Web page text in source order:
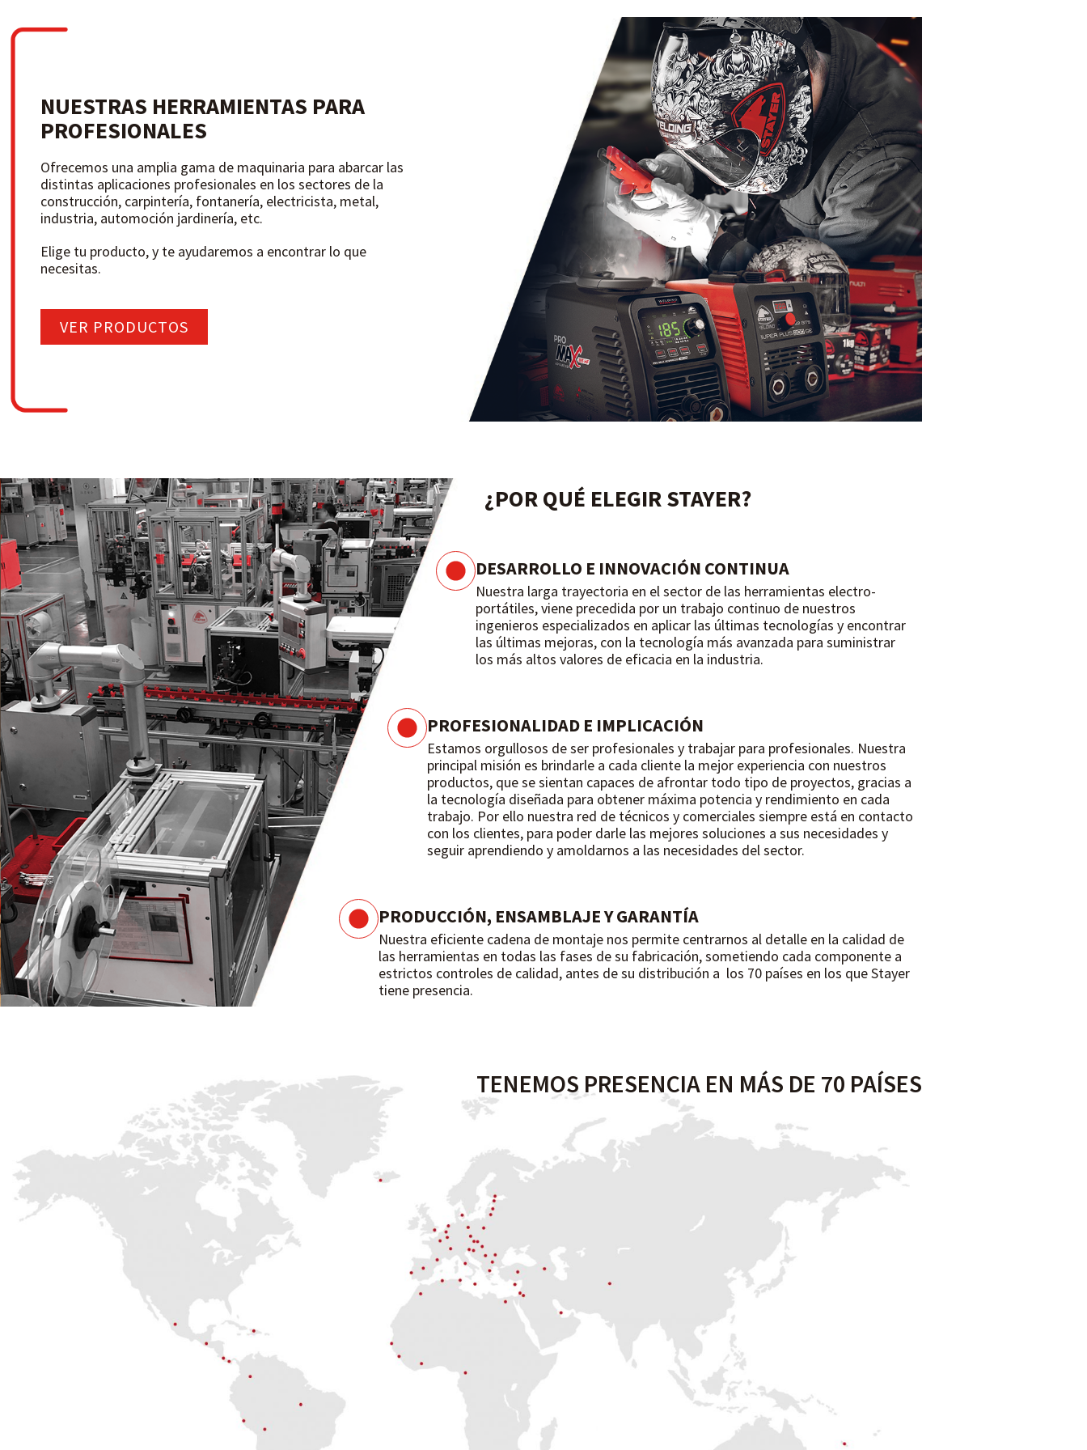
NUESTRAS HERRAMIENTAS PARA
PROFESIONALES
Ofrecemos una amplia gama de maquinaria para abarcar las
distintas aplicaciones profesionales en los sectores de la
construcción, carpintería, fontanería, electricista, metal,
industria, automoción jardinería, etc.
Elige tu producto, y te ayudaremos a encontrar lo que
necesitas.
VER PRODUCTOS
¿POR QUÉ ELEGIR STAYER?
DESARROLLO E INNOVACIÓN CONTINUA
Nuestra larga trayectoria en el sector de las herramientas electro-
portátiles, viene precedida por un trabajo continuo de nuestros
ingenieros especializados en aplicar las últimas tecnologías y encontrar
las últimas mejoras, con la tecnología más avanzada para suministrar
los más altos valores de eficacia en la industria.
PROFESIONALIDAD E IMPLICACIÓN
Estamos orgullosos de ser profesionales y trabajar para profesionales. Nuestra
principal misión es brindarle a cada cliente la mejor experiencia con nuestros
productos, que se sientan capaces de afrontar todo tipo de proyectos, gracias a
la tecnología diseñada para obtener máxima potencia y rendimiento en cada
trabajo. Por ello nuestra red de técnicos y comerciales siempre está en contacto
con los clientes, para poder darle las mejores soluciones a sus necesidades y
seguir aprendiendo y amoldarnos a las necesidades del sector.
PRODUCCIÓN, ENSAMBLAJE Y GARANTÍA
Nuestra eficiente cadena de montaje nos permite centrarnos al detalle en la calidad de
las herramientas en todas las fases de su fabricación, sometiendo cada componente a
estrictos controles de calidad, antes de su distribución a los 70 países en los que Stayer
tiene presencia.
TENEMOS PRESENCIA EN MÁS DE 70 PAÍSES